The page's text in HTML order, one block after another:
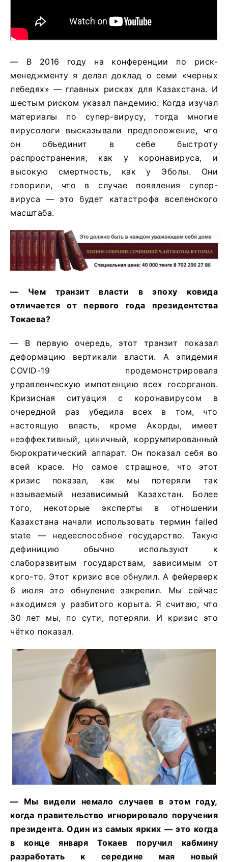
— В 2016 году на конференции по риск-
менеджменту я делал доклад о семи «черных
лебедях» — главных рисках для Казахстана. И
шестым риском указал пандемию. Когда изучал
материалы по супер-вирусу, тогда многие
вирусологи высказывали предположение, что
он объединит в себе быстроту
распространения, как у коронавируса, и
высокую смертность, как у Эболы. Они
говорили, что в случае появления супер-
вируса — это будет катастрофа вселенского
масштаба.
— Чем транзит власти в эпоху ковида
отличается от первого года президентства
Токаева?
— В первую очередь, этот транзит показал
деформацию вертикали власти. А эпидемия
COVID-19 продемонстрировала
управленческую импотенцию всех госорганов.
Кризисная ситуация с коронавирусом в
очередной раз убедила всех в том, что
настоящую власть, кроме Акорды, имеет
неэффективный, циничный, коррумпированный
бюрократический аппарат. Он показал себя во
всей красе. Но самое страшное, что этот
кризис показал, как мы потеряли так
называемый независимый Казахстан. Более
того, некоторые эксперты в отношении
Казахстана начали использовать термин failed
state — недееспособное государство. Такую
дефиницию обычно используют к
слаборазвитым государствам, зависимым от
кого-то. Этот кризис все обнулил. А фейерверк
6 июля это обнуление закрепил. Мы сейчас
находимся у разбитого корыта. Я считаю, что
30 лет мы, по сути, потеряли. И кризис это
чётко показал.
— Мы видели немало случаев в этом году,
когда правительство игнорировало поручения
президента. Один из самых ярких — это когда
в конце января Токаев поручил кабмину
разработать к середине мая новый